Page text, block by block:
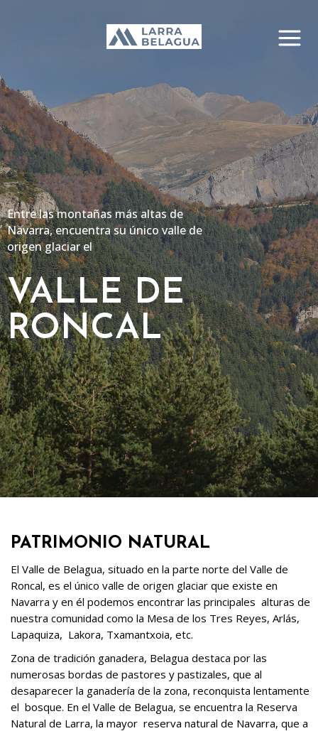
Entre las montañas más altas de
Navarra, encuentra su único valle de
origen glaciar el
VALLE DE
RONCAL
PATRIMONIO NATURAL
El Valle de Belagua, situado en la parte norte del Valle de
Roncal, es el único valle de origen glaciar que existe en
Navarra y en él podemos encontrar las principales alturas de
nuestra comunidad como la Mesa de los Tres Reyes, Arlás,
Lapaquiza, Lakora, Txamantxoia, etc.
Zona de tradición ganadera, Belagua destaca por las
numerosas bordas de pastores y pastizales, que al
desaparecer la ganadería de la zona, reconquista lentamente
el bosque. En el Valle de Belagua, se encuentra la Reserva
Natural de Larra, la mayor reserva natural de Navarra, que a